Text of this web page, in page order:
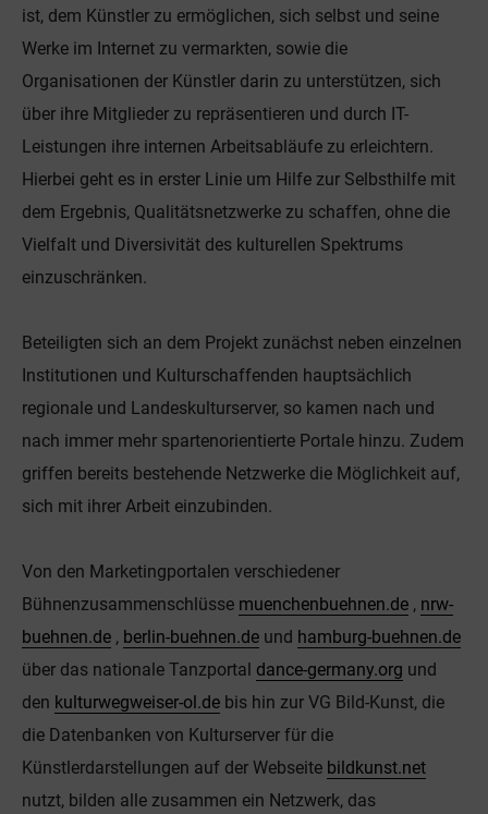
ist, dem Künstler zu ermöglichen, sich selbst und seine
Werke im Internet zu vermarkten, sowie die
Organisationen der Künstler darin zu unterstützen, sich
über ihre Mitglieder zu repräsentieren und durch IT-
Leistungen ihre internen Arbeitsabläufe zu erleichtern.
Hierbei geht es in erster Linie um Hilfe zur Selbsthilfe mit
dem Ergebnis, Qualitätsnetzwerke zu schaffen, ohne die
Vielfalt und Diversivität des kulturellen Spektrums
einzuschränken.
Beteiligten sich an dem Projekt zunächst neben einzelnen
Institutionen und Kulturschaffenden hauptsächlich
regionale und Landeskulturserver, so kamen nach und
nach immer mehr spartenorientierte Portale hinzu. Zudem
griffen bereits bestehende Netz­werke die Möglichkeit auf,
sich mit ihrer Arbeit einzubinden.
Von den Marketingportalen verschiedener
Bühnenzusammenschlüsse muenchenbuehnen.de , nrw-
buehnen.de , berlin-buehnen.de und hamburg-buehnen.de
über das nationale Tanzportal dance-germany.org und
den kulturwegweiser-ol.de bis hin zur VG Bild-Kunst, die
die Datenbanken von Kulturserver für die
Künstlerdarstellungen auf der Webseite bildkunst.net
nutzt, bilden alle zusammen ein Netzwerk, das